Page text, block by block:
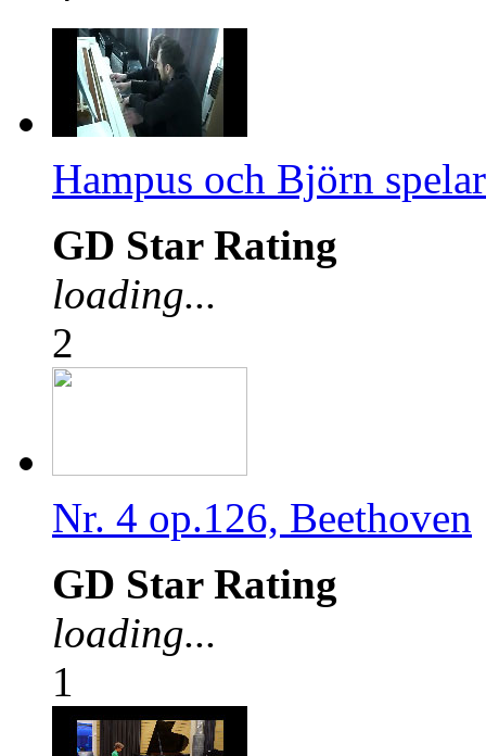
Hampus och Björn
GD Star Rating
loading...
2
Nr. 4 op.126, Beethoven
GD Star Rating
loading...
1